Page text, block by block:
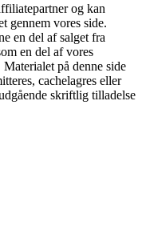
og kan
gennem vores side.
en del af salget fra
en del af vores
på denne side
cachelagres eller
skriftlig tilladelse